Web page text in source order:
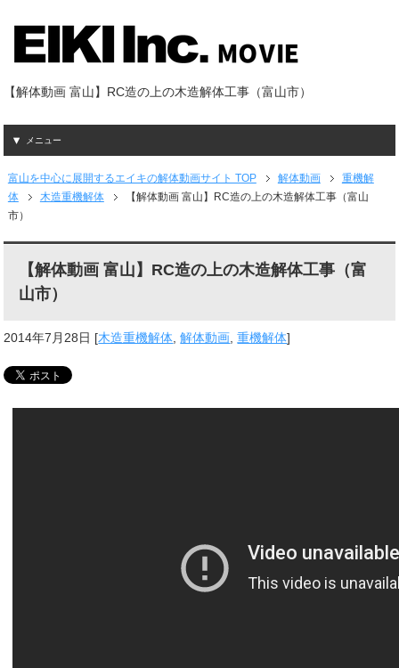
【解体動画 富山】RC造の上の木造解体工事（富山市）
メニュー
富山を中心に展開するエイキの解体動画サイト TOP 解体動画
重機解
体
木造重機解体
【解体動画 富山】RC造の上の木造解体工事（富山
市）
【解体動画 富山】RC造の上の木造解体工事（富
山市）
2014年7月28日 [木造重機解体,解体動画,重機解体]